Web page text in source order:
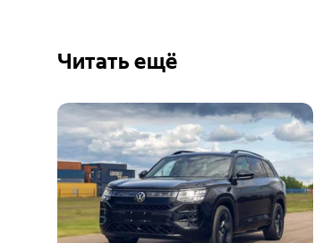
Читать ещё